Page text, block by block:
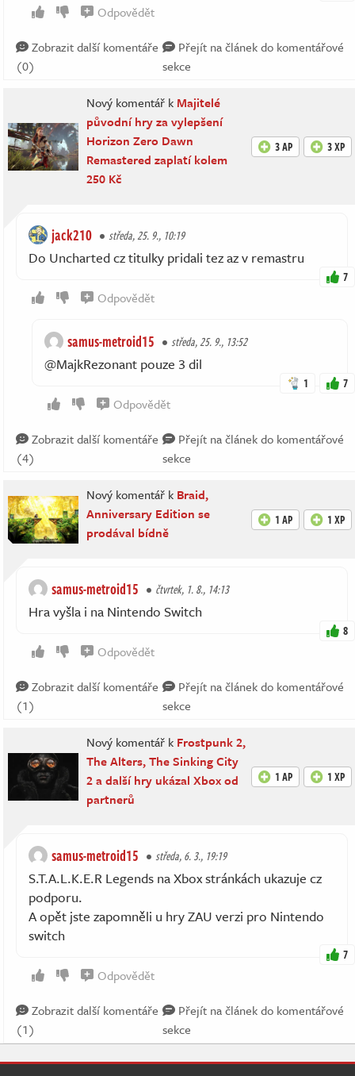
Odpovědět
Zobrazit další komentáře
(0)
Přejít na článek do komentářové
sekce
Nový komentář k Majitelé
původní hry za vylepšení
Horizon Zero Dawn
Remastered zaplatí kolem
250 Kč
3 AP 3 XP
jack210 středa, 25. 9., 10:19
Do Uncharted cz titulky pridali tez az v remastru
7
Odpovědět
samus-metroid15 středa, 25. 9., 13:52
@MajkRezonant pouze 3 dil
1 7
Odpovědět
Zobrazit další komentáře
(4)
Přejít na článek do komentářové
sekce
Nový komentář k Braid,
Anniversary Edition se
prodával bídně
1 AP 1 XP
samus-metroid15 čtvrtek, 1. 8., 14:13
Hra vyšla i na Nintendo Switch
8
Odpovědět
Zobrazit další komentáře
(1)
Přejít na článek do komentářové
sekce
Nový komentář k Frostpunk 2,
The Alters, The Sinking City
2 a další hry ukázal Xbox od
partnerů
1 AP 1 XP
samus-metroid15 středa, 6. 3., 19:19
S.T.A.L.K.E.R Legends na Xbox stránkách ukazuje cz
podporu.
A opět jste zapomněli u hry ZAU verzi pro Nintendo
switch
7
Odpovědět
Zobrazit další komentáře
(1)
Přejít na článek do komentářové
sekce